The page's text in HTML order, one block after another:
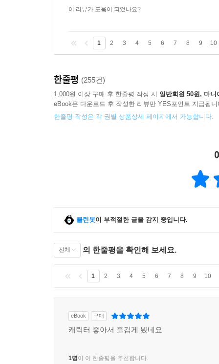
이 리뷰가 도움이 되었나요?
1 2 3 4 5 6 7 8 9 10
한줄평 (255건)
1,000원 이상 구매 후 한줄평 작성 시 일반회원 50원, 마니
eBook은 다운로드 후 작성한 리뷰만 YES포인트 지급됩니
한줄평 작성은 각 권별 상품상세 페이지에서 가능합니다.
클린봇이 부적절한 글을 감지 중입니다.
전체 의 한줄평을 확인해 보세요.
1 2 3 4 5 6 7 8 9 10
eBook 구매
캐릭터 좋아서 즐겁게 봤네요
1명이 이 한줄평을 추천합니다.